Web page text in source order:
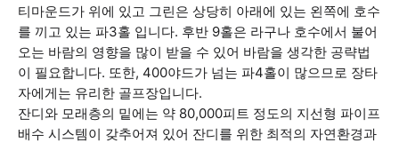
티마운드가 위에 있고 그린은 상당히 아래에 있는 왼쪽에 호수
를 끼고 있는 파3홀 입니다. 후반 9홀은 라구나 호수에서 불어
오는 바람의 영향을 많이 받을 수 있어 바람을 생각한 공략법
이 필요합니다. 또한, 400야드가 넘는 파4홀이 많으므로 장타
자에게는 유리한 골프장입니다.
잔디와 모래층의 밑에는 약 80,000피트 정도의 지선형 파이프
배수 시스템이 갖추어져 있어 잔디를 위한 최적의 자연환경과